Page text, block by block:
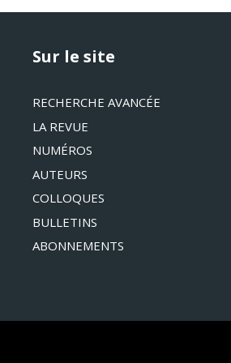
Sur le site
RECHERCHE AVANCÉE
LA REVUE
NUMÉROS
AUTEURS
COLLOQUES
BULLETINS
ABONNEMENTS